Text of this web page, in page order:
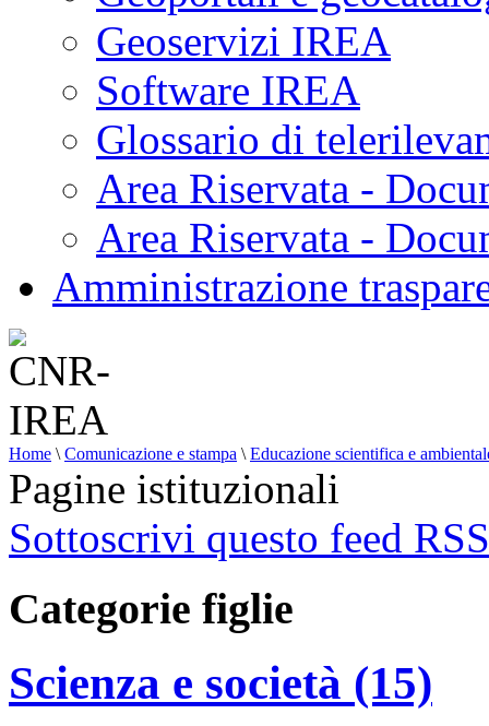
Geoservizi IREA
Software IREA
Glossario di
Area Riservata -
Area Riservata -
Amministrazione
Home \ Comunicazione e stampa \ Educazione scientifica e
Pagine istituzionali
Sottoscrivi questo feed RSS
Categorie figlie
Scienza e società (15)